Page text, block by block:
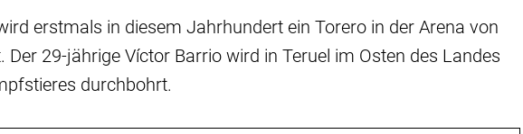
erstmals in diesem Jahrhundert ein Torero in der Arena von
Der 29-jährige Víctor Barrio wird in Teruel im Osten des Landes
durchbohrt.